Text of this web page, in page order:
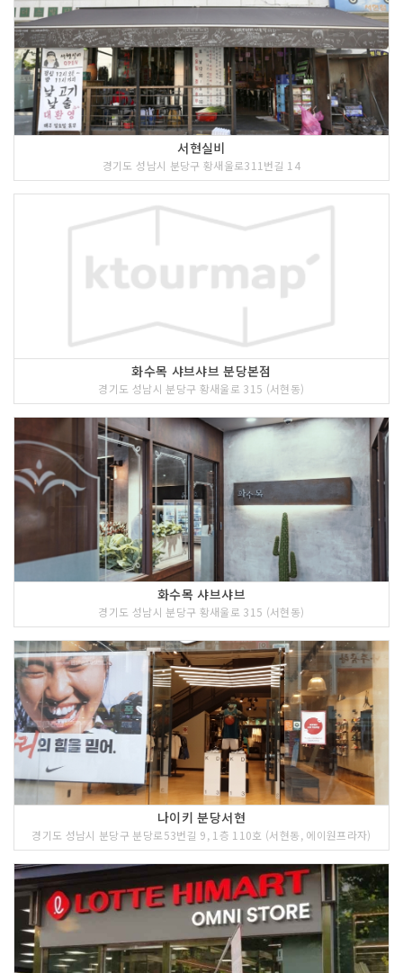
서현실비
경기도 성남시 분당구 황새울로311번길 14
화수목 샤브샤브 분당본점
경기도 성남시 분당구 황새울로 315 (서현동)
화수목 샤브샤브
경기도 성남시 분당구 황새울로 315 (서현동)
나이키 분당서현
경기도 성남시 분당구 분당로53번길 9, 1층 110호 (서현동, 에이원프라자)